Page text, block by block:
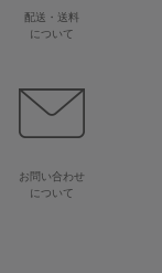
配送・送料
について
お問い合わせ
について